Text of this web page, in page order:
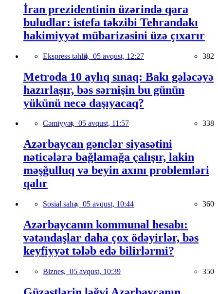
İran prezidentinin üzərində qara
buludlar: istefa təkzibi Tehrandakı
hakimiyyət mübarizəsini üzə çıxarır
Ekspress təhlil, 05 avqust, 12:27 382
Metroda 10 aylıq sınaq: Bakı gələcəyə
hazırlaşır, bəs sərnişin bu günün
yükünü necə daşıyacaq?
Cəmiyyət, 05 avqust, 11:57 338
Azərbaycan gənclər siyasətini
nəticələrə bağlamağa çalışır, lakin
məşğulluq və beyin axını problemləri
qalır
Sosial sahə, 05 avqust, 10:44 360
Azərbaycanın kommunal hesabı:
vətəndaşlar daha çox ödəyirlər, bəs
keyfiyyət tələb edə bilirlərmi?
Biznes, 05 avqust, 10:39 350